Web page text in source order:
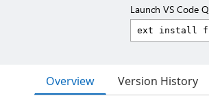
Launch VS Code
Overview Version History